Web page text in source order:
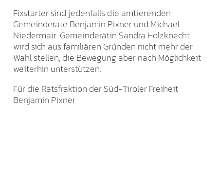
Fixstarter sind jedenfalls die amtierenden
Gemeinderäte Benjamin Pixner und Michael
Niedermair. Gemeinderätin Sandra Holzknecht
wird sich aus familiären Gründen nicht mehr der
Wahl stellen, die Bewegung aber nach Möglichkeit
weiterhin unterstützen.
Für die Ratsfraktion der Süd-Tiroler Freiheit
Benjamin Pixner